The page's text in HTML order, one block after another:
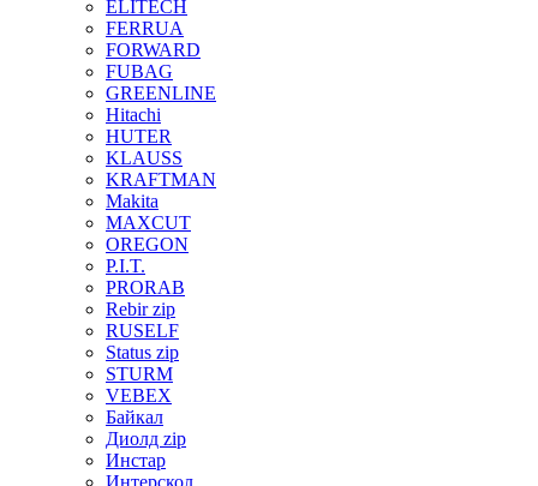
ELITECH
FERRUA
FORWARD
FUBAG
GREENLINE
Hitachi
HUTER
KLAUSS
KRAFTMAN
Makita
MAXCUT
OREGON
P.I.T.
PRORAB
Rebir zip
RUSELF
Status zip
STURM
VEBEX
Байкал
Диолд zip
Инстар
Интерскол